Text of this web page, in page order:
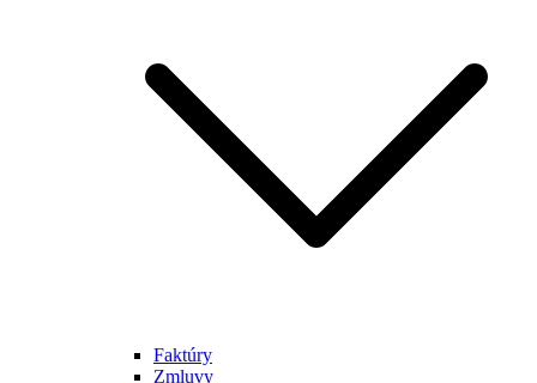
Faktúry
Zmluvy